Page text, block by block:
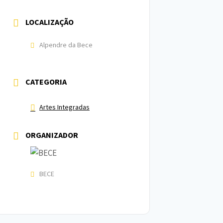
LOCALIZAÇÃO
Alpendre da Bece
CATEGORIA
Artes Integradas
ORGANIZADOR
BECE